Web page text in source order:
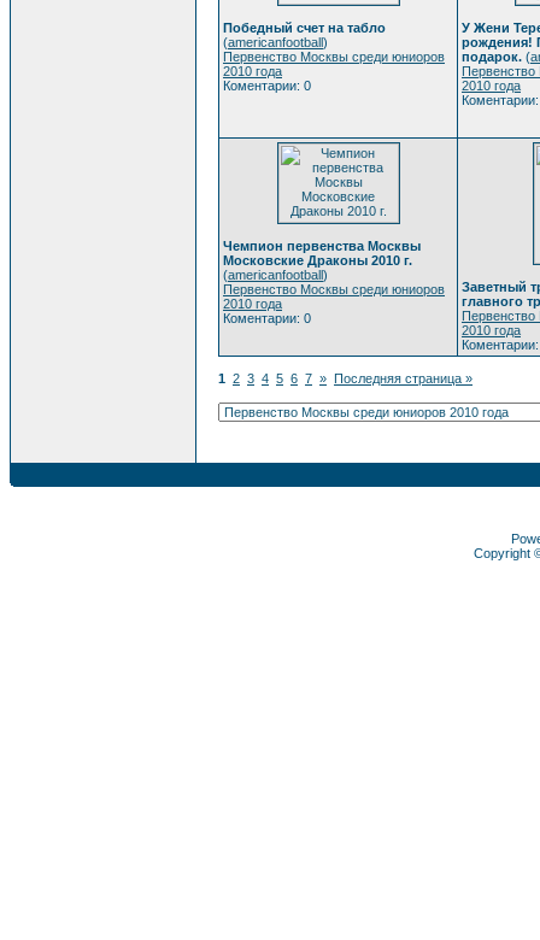
Победный счет на табло
(americanfootball)
Первенство Москвы среди юниоров
2010 года
Коментарии: 0
У Жени
рождения!
подарок. (
2010 года
Чемпион первенства Москвы
Московские Драконы 2010 г.
(americanfootball)
Первенство Москвы среди юниоров
2010 года
Коментарии: 0
Заветный
главного
2010 года
1 2 3 4 5 6 7 » Последняя страница »
Copyright